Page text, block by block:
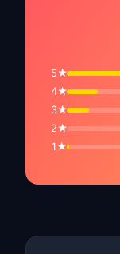
5★
4★
3★
2★
1★